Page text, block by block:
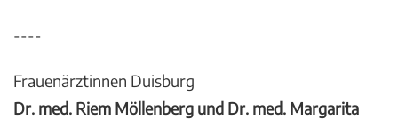
----
Frauenärztinnen Duisburg
Dr. med. Riem Möllenberg und Dr. med. Margarita